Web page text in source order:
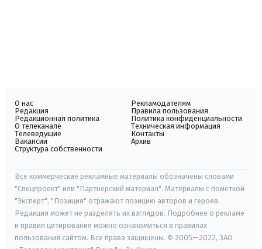
О нас
Редакция
Редакционная политика
О телеканале
Телеведущие
Вакансии
Структура собственности
Рекламодателям
Правила пользования
Политика конфиденциальности
Техническая информация
Контакты
Архив
Все коммерческие рекламные материалы обозначены словами
"Спецпроект" или "Партнерский материал". Материалы с пометкой
"Эксперт", "Позиция" отражают позицию авторов и героев.
Редакция может не разделять их взглядов. Подробнее о рекламе
и правил цитирования можно ознакомиться в правилах
пользования сайтом. Все права защищены. © 2005—2022, ЗАО